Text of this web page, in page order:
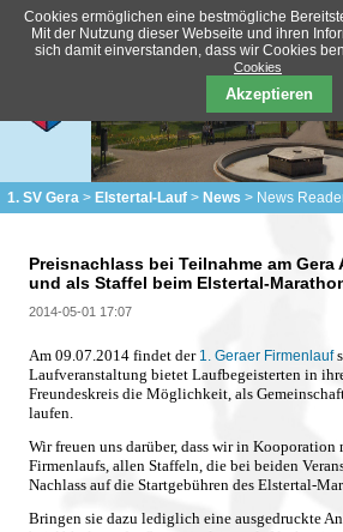
1. SV Gera Elstertal-Lauf News News
Preisnachlass bei Teilnahme am Gera
und als Staffel beim Elstertal-
2014-05-01 17:07
Am 09.07.2014 findet der 1. Geraer Firmenlauf
Laufveranstaltung bietet Laufbegeisterten in
Freundeskreis die Möglichkeit, als
laufen.
Wir freuen uns darüber, dass wir in Kooporation
Firmenlaufs, allen Staffeln, die bei beiden
Nachlass auf die Startgebühren des Elstertal-
Bringen sie dazu lediglich eine ausgedruckte
Cookies ermöglichen eine bestmögliche
Mit der Nutzung dieser Webseite und ihren
sich damit einverstanden, dass wir Cookies
Cookies
Akzeptieren